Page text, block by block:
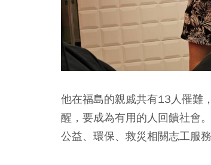
他在福島的親戚共有13人罹難
醒，要成為有用的人回饋社會
公益、環保、救災相關志工服務